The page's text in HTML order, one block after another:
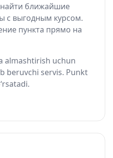
ближайшие
с выгодным курсом.
пункта прямо на
almashtirish uchun
beruvchi servis. Punkt